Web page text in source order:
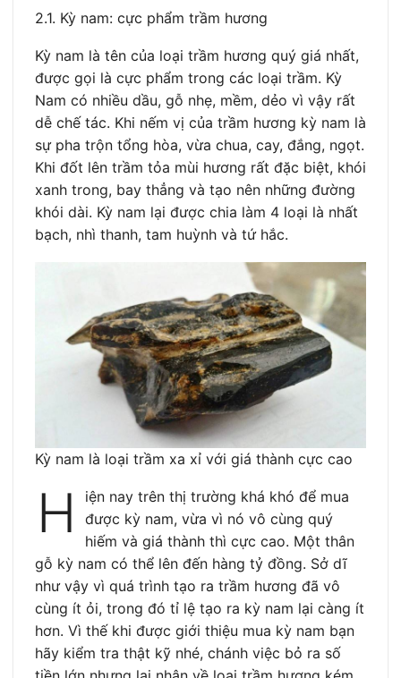
2.1. Kỳ nam: cực phẩm trầm hương
Kỳ nam là tên của loại trầm hương quý giá nhất,
được gọi là cực phẩm trong các loại trầm. Kỳ
Nam có nhiều dầu, gỗ nhẹ, mềm, dẻo vì vậy rất
dễ chế tác. Khi nếm vị của trầm hương kỳ nam là
sự pha trộn tổng hòa, vừa chua, cay, đắng, ngọt.
Khi đốt lên trầm tỏa mùi hương rất đặc biệt, khói
xanh trong, bay thẳng và tạo nên những đường
khói dài. Kỳ nam lại được chia làm 4 loại là nhất
bạch, nhì thanh, tam huỳnh và tứ hắc.
Kỳ nam là loại trầm xa xỉ với giá thành cực cao
H
iện nay trên thị trường khá khó để mua
được kỳ nam, vừa vì nó vô cùng quý
hiếm và giá thành thì cực cao. Một thân
gỗ kỳ nam có thể lên đến hàng tỷ đồng. Sở dĩ
như vậy vì quá trình tạo ra trầm hương đã vô
cùng ít ỏi, trong đó tỉ lệ tạo ra kỳ nam lại càng ít
hơn. Vì thế khi được giới thiệu mua kỳ nam bạn
hãy kiểm tra thật kỹ nhé, chánh việc bỏ ra số